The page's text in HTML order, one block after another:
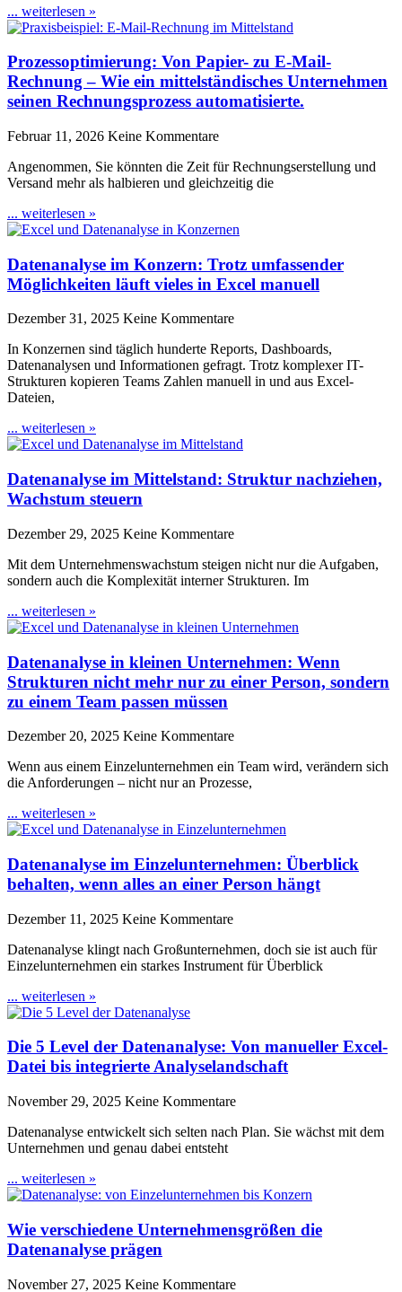
... weiterlesen »
Prozessoptimierung: Von Papier- zu E-Mail-
Rechnung – Wie ein mittelständisches Unternehmen
seinen Rechnungsprozess automatisierte.
Februar 11, 2026 Keine Kommentare
Angenommen, Sie könnten die Zeit für Rechnungserstellung und
Versand mehr als halbieren und gleichzeitig die
... weiterlesen »
Datenanalyse im Konzern: Trotz umfassender
Möglichkeiten läuft vieles in Excel manuell
Dezember 31, 2025 Keine Kommentare
In Konzernen sind täglich hunderte Reports, Dashboards,
Datenanalysen und Informationen gefragt. Trotz komplexer IT-
Strukturen kopieren Teams Zahlen manuell in und aus Excel-
Dateien,
... weiterlesen »
Datenanalyse im Mittelstand: Struktur nachziehen,
Wachstum steuern
Dezember 29, 2025 Keine Kommentare
Mit dem Unternehmenswachstum steigen nicht nur die Aufgaben,
sondern auch die Komplexität interner Strukturen. Im
... weiterlesen »
Datenanalyse in kleinen Unternehmen: Wenn
Strukturen nicht mehr nur zu einer Person, sondern
zu einem Team passen müssen
Dezember 20, 2025 Keine Kommentare
Wenn aus einem Einzelunternehmen ein Team wird, verändern sich
die Anforderungen – nicht nur an Prozesse,
... weiterlesen »
Datenanalyse im Einzelunternehmen: Überblick
behalten, wenn alles an einer Person hängt
Dezember 11, 2025 Keine Kommentare
Datenanalyse klingt nach Großunternehmen, doch sie ist auch für
Einzelunternehmen ein starkes Instrument für Überblick
... weiterlesen »
Die 5 Level der Datenanalyse: Von manueller Excel-
Datei bis integrierte Analyselandschaft
November 29, 2025 Keine Kommentare
Datenanalyse entwickelt sich selten nach Plan. Sie wächst mit dem
Unternehmen und genau dabei entsteht
... weiterlesen »
Wie verschiedene Unternehmensgrößen die
Datenanalyse prägen
November 27, 2025 Keine Kommentare